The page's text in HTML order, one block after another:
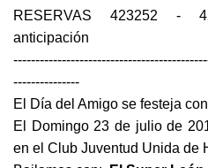
RESERVAS 423252 -
anticipación
---------------
El Día del Amigo se festeja
El Domingo 23 de julio de
en el Club Juventud Unida de